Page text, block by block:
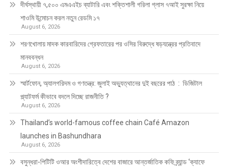
দীর্ঘস্থায়ী ৭,৫০০ এমএএইচ ব্যাটারি এবং শক্তিশালী গরিলা গ্লাস ৭আই সুরক্ষা নিয়ে
শাওমি উন্মোচন করল নতুন রেডমি ১৭
August 6, 2026
শরণখোলায় মাদক কারবারিদের গ্রেফতারের পর ওসির বিরুদ্ধে ষড়যন্ত্রের প্রতিবাদে
মানববন্ধন
August 6, 2026
স্মার্টফোন, অ্যালগরিদম ও গণতন্ত্র: জুলাই অভ্যুত্থানের দুই বছরের পাঠ : ডিজিটাল
প্ল্যাটফর্ম কীভাবে বদলে দিচ্ছে রাজনীতি ?
August 6, 2026
Thailand’s world-famous coffee chain Café Amazon
launches in Bashundhara
August 6, 2026
বসুন্ধরা-পিটিটি ওআর অংশীদারিত্বে দেশের বাজারে আন্তর্জাতিক কফি ব্র্যান্ড ‘ক্যাফে